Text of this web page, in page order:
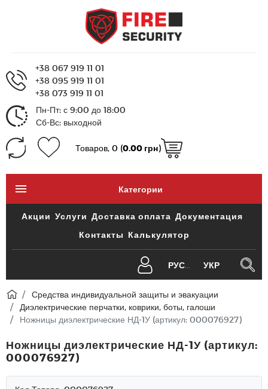
+38 067 919 11 01
+38 095 919 11 01
+38 073 919 11 01
Пн-Пт: с 9:00 до 18:00
Сб-Вс: выходной
Товаров, 0 (0.00 грн)
Категории
Акции Услуги Доставка оплата Документация
Контакты Калькулятор
РУС УКР
Средства индивидуальной защиты и эвакуации
Диэлектрические перчатки, коврики, боты, галоши
Ножницы диэлектрические НД-1У (артикул: 000076927)
Ножницы диэлектрические НД-1У (артикул:
000076927)